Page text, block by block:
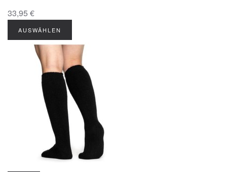
33,95 €
AUSWÄHLEN